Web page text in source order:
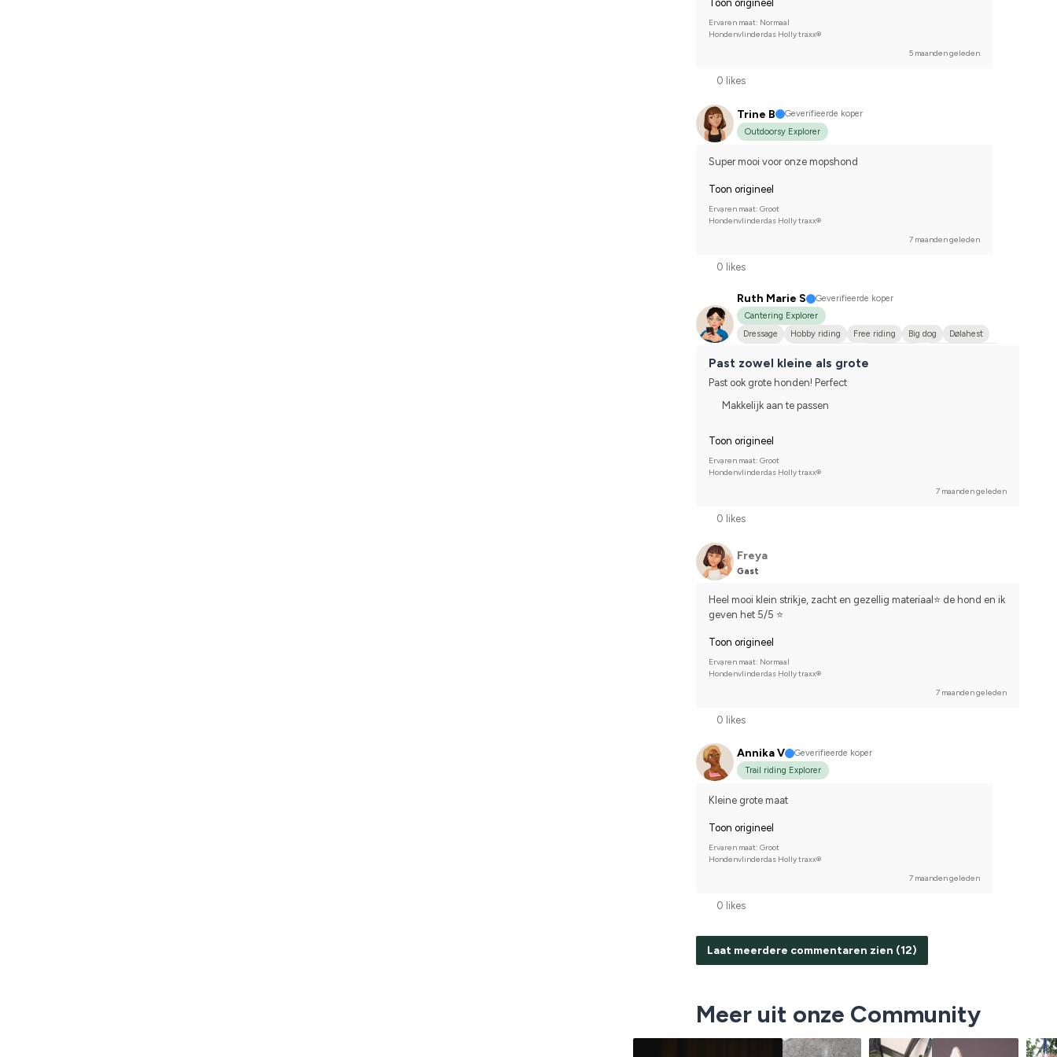
Toon origineel
Ervaren maat: Normaal
Hondenvlinderdas Holly traxx®
5 maanden geleden
0 likes
Trine B
Geverifieerde koper
Outdoorsy Explorer
Super mooi voor onze mopshond
Toon origineel
Ervaren maat: Groot
Hondenvlinderdas Holly traxx®
7 maanden geleden
0 likes
Ruth Marie S
Geverifieerde koper
Cantering Explorer
Dressage
Hobby riding Free riding Big dog
Dølahest
Past zowel kleine als grote
Past ook grote honden! Perfect
Makkelijk aan te passen
Toon origineel
Ervaren maat: Groot
Hondenvlinderdas Holly traxx®
7 maanden geleden
0 likes
Freya
Gast
Heel mooi klein strikje, zacht en gezellig materiaal⭐️ de hond en ik
geven het 5/5 ⭐️
Toon origineel
Ervaren maat: Normaal
Hondenvlinderdas Holly traxx®
7 maanden geleden
0 likes
Annika V
Geverifieerde koper
Trail riding Explorer
Kleine grote maat
Toon origineel
Ervaren maat: Groot
Hondenvlinderdas Holly traxx®
7 maanden geleden
0 likes
Laat meerdere commentaren zien (12)
Meer uit onze Community